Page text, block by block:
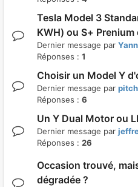
Tesla Model 3
KWH) ou S+
Dernier message par
Réponses : 1
Choisir un Model Y
Dernier message par
Réponses : 6
Un Y Dual Motor ou
Dernier message par
Réponses : 26
Occasion trouvé,
dégradée ?